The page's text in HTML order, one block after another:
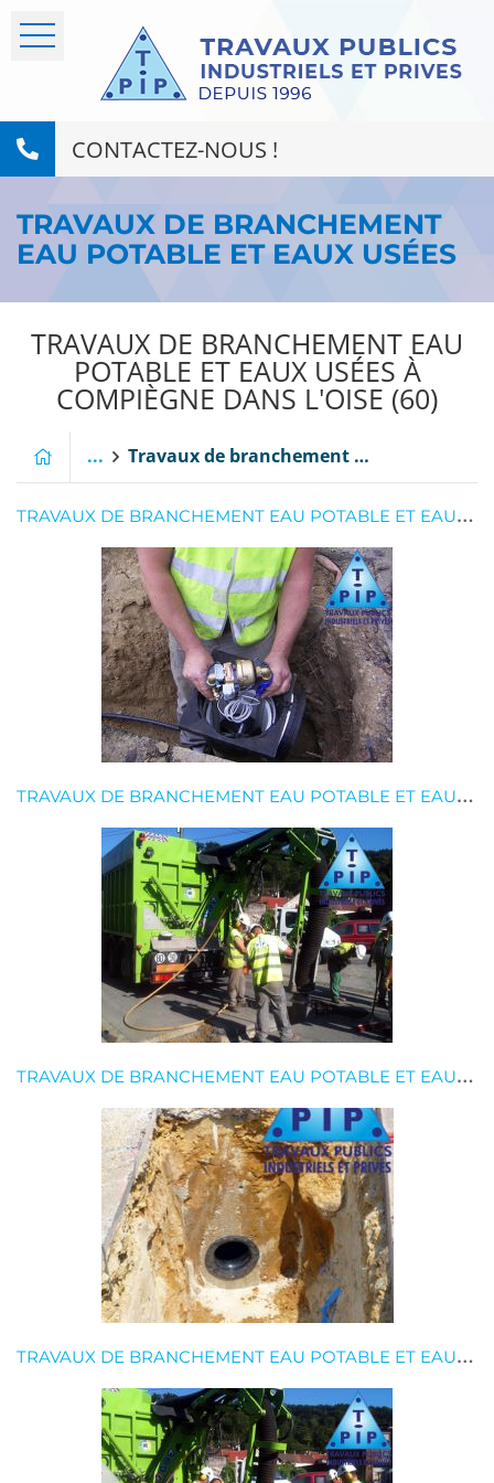
CONTACTEZ-NOUS !
TRAVAUX DE BRANCHEMENT
EAU POTABLE ET EAUX USÉES
TRAVAUX DE BRANCHEMENT EAU
POTABLE ET EAUX USÉES À
COMPIÈGNE DANS L'OISE (60)
... Travaux de branchement eau potable et eaux usées
T
RAVAUX DE BRANCHEMENT EAU POTABLE ET EAUX USÉES
T
RAVAUX DE BRANCHEMENT EAU POTABLE ET EAUX USÉES
T
RAVAUX DE BRANCHEMENT EAU POTABLE ET EAUX USÉES
T
RAVAUX DE BRANCHEMENT EAU POTABLE ET EAUX USÉES